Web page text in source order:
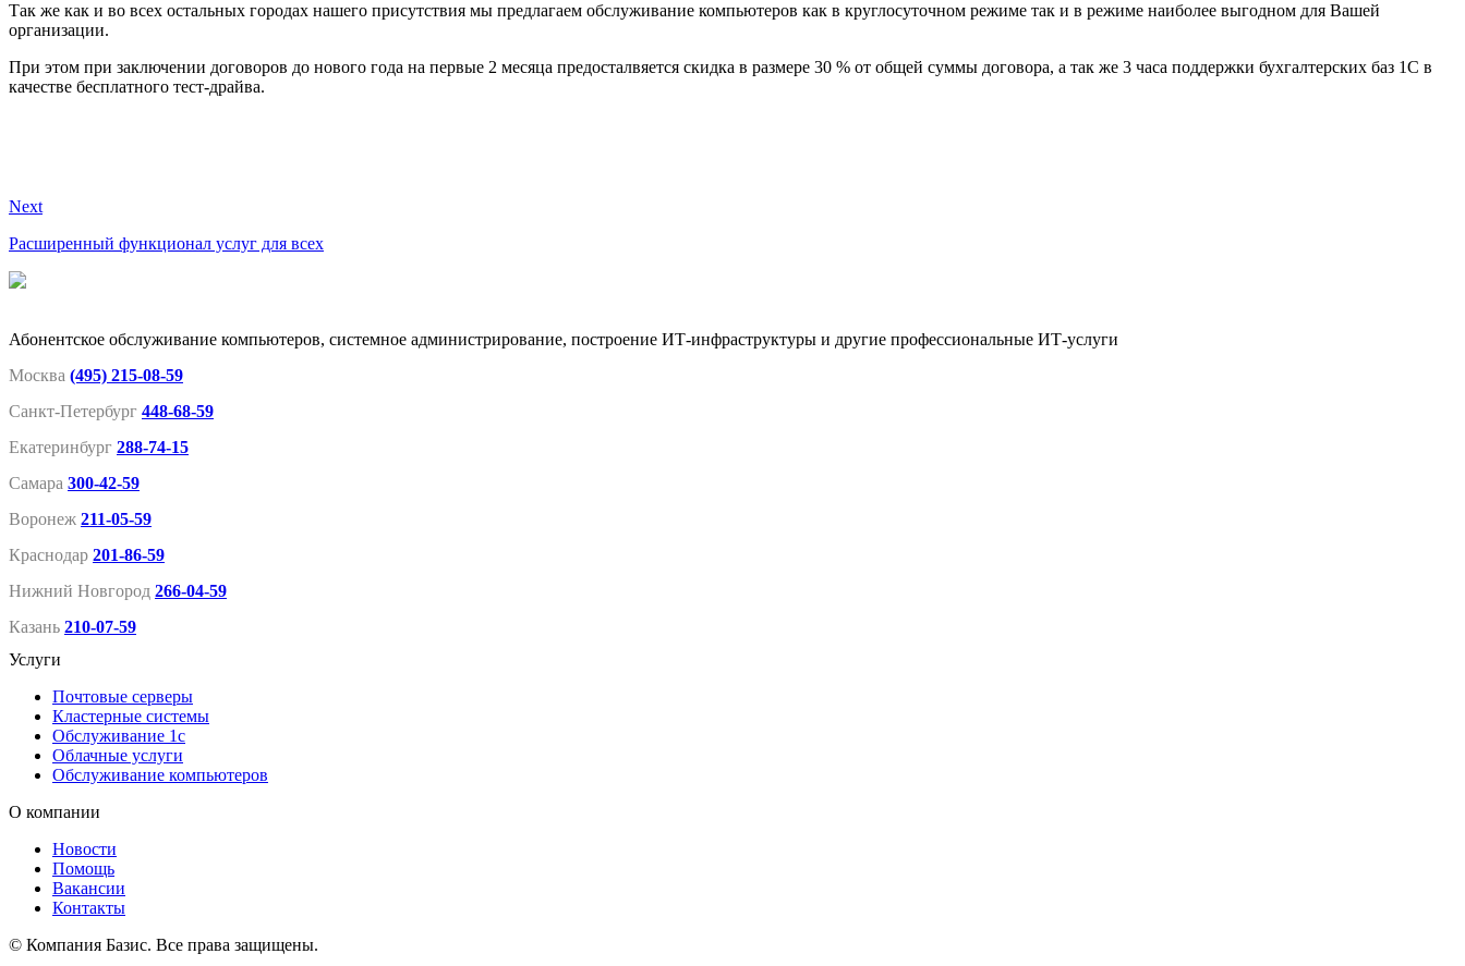
Так же как и во всех остальных городах нашего присутствия мы предлагаем обслуживание компьютеров как в круглосуточном режиме так и в режиме наиболее выгодном для Вашей
организации.
При этом при заключении договоров до нового года на первые 2 месяца предосталвяется скидка в размере 30 % от общей суммы договора, а так же 3 часа поддержки бухгалтерских баз 1С в
качестве бесплатного тест-драйва.
Next
Расширенный функционал услуг для всех
Абонентское обслуживание компьютеров, системное администрирование, построение ИТ-инфраструктуры и другие профессиональные ИТ-услуги
Москва (495) 215-08-59
Санкт-Петербург 448-68-59
Екатеринбург 288-74-15
Самара 300-42-59
Воронеж 211-05-59
Краснодар 201-86-59
Нижний Новгород 266-04-59
Казань 210-07-59
Услуги
Почтовые серверы
Кластерные системы
Обслуживание 1с
Облачные услуги
Обслуживание компьютеров
О компании
Новости
Помощь
Вакансии
Контакты
© Компания Базис. Все права защищены.